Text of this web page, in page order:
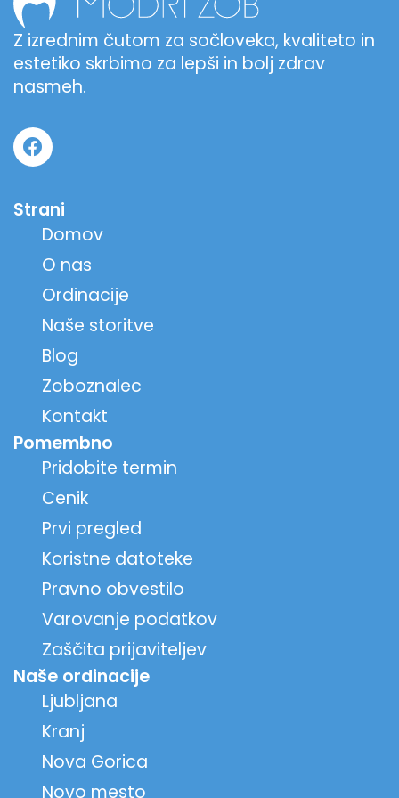
Z izrednim čutom za sočloveka, kvaliteto in
estetiko skrbimo za lepši in bolj zdrav
nasmeh.
Strani
Domov
O nas
Ordinacije
Naše storitve
Blog
Zoboznalec
Kontakt
Pomembno
Pridobite termin
Cenik
Prvi pregled
Koristne datoteke
Pravno obvestilo
Varovanje podatkov
Zaščita prijaviteljev
Naše ordinacije
Ljubljana
Kranj
Nova Gorica
Novo mesto